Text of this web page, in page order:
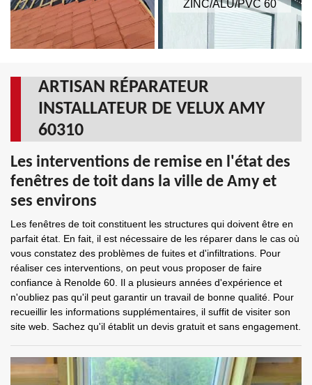
ZINC/ALU/PVC 60
ARTISAN RÉPARATEUR
INSTALLATEUR DE VELUX AMY
60310
Les interventions de remise en l'état des
fenêtres de toit dans la ville de Amy et
ses environs
Les fenêtres de toit constituent les structures qui doivent être en
parfait état. En fait, il est nécessaire de les réparer dans le cas où
vous constatez des problèmes de fuites et d'infiltrations. Pour
réaliser ces interventions, on peut vous proposer de faire
confiance à Renolde 60. Il a plusieurs années d'expérience et
n'oubliez pas qu'il peut garantir un travail de bonne qualité. Pour
recueillir les informations supplémentaires, il suffit de visiter son
site web. Sachez qu'il établit un devis gratuit et sans engagement.